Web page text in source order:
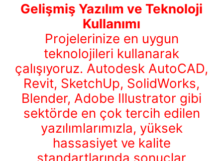
Gelişmiş Yazılım ve Teknoloji
Kullanımı
Projelerinize en uygun
teknolojileri kullanarak
çalışıyoruz. Autodesk AutoCAD,
Revit, SketchUp, SolidWorks,
Blender, Adobe Illustrator gibi
sektörde en çok tercih edilen
yazılımlarımızla, yüksek
hassasiyet ve kalite
standartlarında sonuçlar